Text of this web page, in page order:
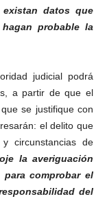
existan datos que
probable la
judicial podrá
a partir de que el
se justifique con
el delito que
circunstancias de
la averiguación
comprobar el
del